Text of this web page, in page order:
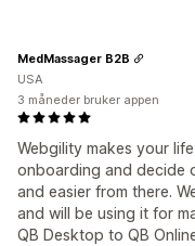
Webgility makes your
onboarding and decide
and easier from there.
and will be using it for
QB Desktop to QB
MedMassager B2B
USA
3 måneder bruker appen